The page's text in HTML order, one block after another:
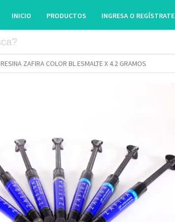
INICIO PRODUCTOS INGRESA O REGÍSTRATE
RESINA ZAFIRA COLOR BL ESMALTE X 4.2 GRAMOS